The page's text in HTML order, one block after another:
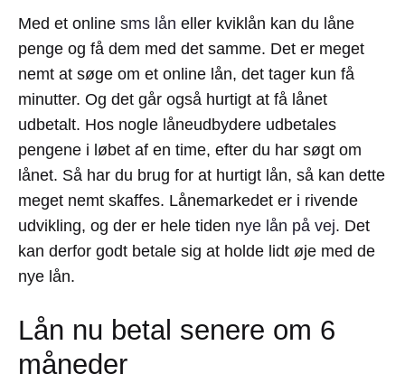
Med et online sms lån eller kviklån kan du låne
penge og få dem med det samme. Det er meget
nemt at søge om et online lån, det tager kun få
minutter. Og det går også hurtigt at få lånet
udbetalt. Hos nogle låneudbydere udbetales
pengene i løbet af en time, efter du har søgt om
lånet. Så har du brug for at hurtigt lån, så kan dette
meget nemt skaffes. Lånemarkedet er i rivende
udvikling, og der er hele tiden nye lån på vej. Det
kan derfor godt betale sig at holde lidt øje med de
nye lån.
Lån nu betal senere om 6
måneder